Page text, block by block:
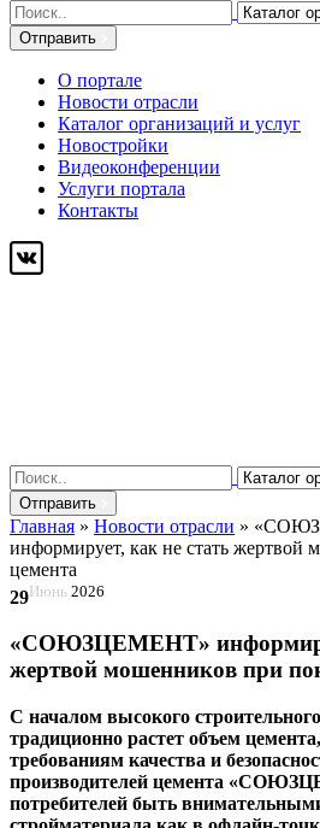
Search
for:
Отправить
О портале
Новости отрасли
Каталог организаций и услуг
Новостройки
Видеоконференции
Услуги портала
Контакты
Search
for:
Отправить
Главная » Новости отрасли »
информирует, как не стать жертвой
цемента
29Июнь 2026
«СОЮЗЦЕМЕНТ»
жертвой мошенников при
С началом высокого
традиционно растет объем
требованиям качества и
производителей цемента
потребителей быть